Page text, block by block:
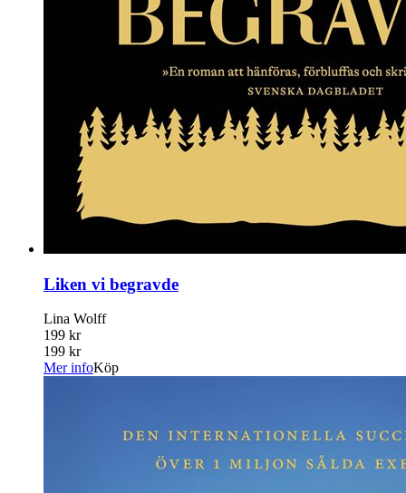
Liken vi begravde
Lina Wolff
199 kr
199 kr
Mer infoKöp